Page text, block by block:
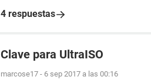
4 respuestas
Clave para UltraISO
marcose17 - 6 sep 2017 a las 00:16